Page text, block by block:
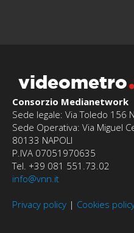
videometro
Consorzio Medianetwork
Sede legale: Via Toledo 156
Sede Operativa: Via Miguel
80133 NAPOLI
P.IVA 07051970635
Tel. +39 081 551.73.02
info@vnn.it
Privacy policy | Cookies